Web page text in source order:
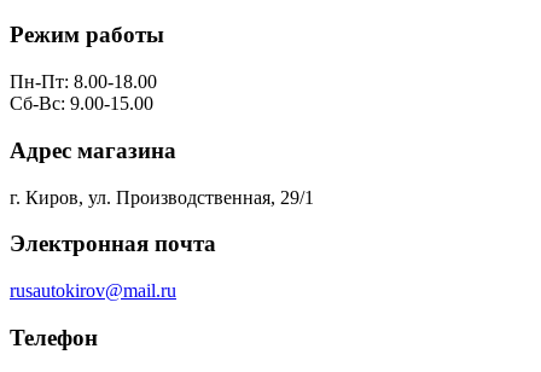
Режим работы
Пн-Пт: 8.00-18.00
Сб-Вс: 9.00-15.00
Адрес магазина
г. Киров, ул. Производственная, 29/1
Электронная почта
rusautokirov@mail.ru
Телефон